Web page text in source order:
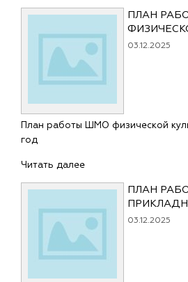
ПЛАН
03.12.2025
План работы ШМО физической
год
Читать далее
ПЛАН
03.12.2025